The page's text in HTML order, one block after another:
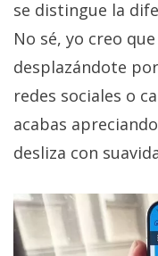
se distingue la
No sé, yo creo
desplazándote
redes sociales o
acabas
desliza con